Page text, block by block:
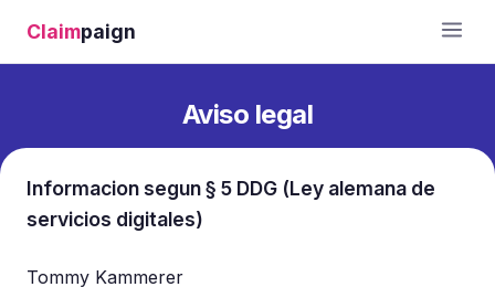
Claimpaign
Aviso legal
Informacion segun § 5 DDG (Ley alemana de
servicios digitales)
Tommy Kammerer